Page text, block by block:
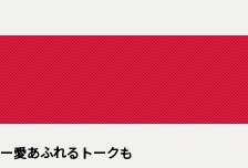
愛あふれるトークも